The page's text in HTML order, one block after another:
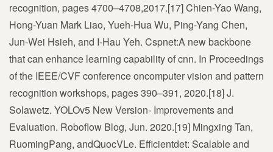
recognition, pages 4700–4708,2017.[17] Chien-Yao Wang,
Hong-Yuan Mark Liao, Yueh-Hua Wu, Ping-Yang Chen,
Jun-Wei Hsieh, and I-Hau Yeh. Cspnet:A new backbone
that can enhance learning capability of cnn. In Proceedings
of the IEEE/CVF conference oncomputer vision and pattern
recognition workshops, pages 390–391, 2020.[18] J.
Solawetz. YOLOv5 New Version- Improvements and
Evaluation. Roboflow Blog, Jun. 2020.[19] Mingxing Tan,
RuomingPang, andQuocVLe. Efficientdet: Scalable and